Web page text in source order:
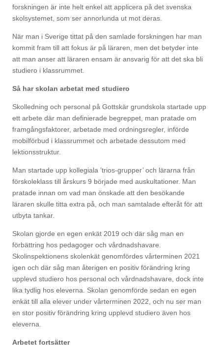
forskningen är inte helt enkel att applicera på det svenska
skolsystemet, som ser annorlunda ut mot deras.
När man i Sverige tittat på den samlade forskningen har man
kommit fram till att fokus är på läraren, men det betyder inte
att man anser att läraren ensam är ansvarig för att det ska bli
studiero i klassrummet.
Så har skolan arbetat med studiero
Skolledning och personal på Gottskär grundskola startade upp
ett arbete där man definierade begreppet, man pratade om
framgångsfaktorer, arbetade med ordningsregler, införde
mobilförbud i klassrummet och arbetade dessutom med
lektionsstruktur.
Man startade upp kollegiala ’trios-grupper’ och lärarna från
förskoleklass till årskurs 9 började med auskultationer. Man
pratade innan om vad man önskade att den besökande
läraren skulle titta extra på, och man samtalade efteråt för att
utbyta tankar.
Skolan gjorde en egen enkät 2019 och där såg man en
förbättring hos pedagoger och vårdnadshavare.
Skolinspektionens skolenkät genomfördes vårterminen 2021
igen och där såg man återigen en positiv förändring kring
upplevd studiero hos personal och vårdnadshavare, dock inte
lika tydlig hos eleverna. Skolan genomförde sedan en egen
enkät till alla elever under vårterminen 2022, och nu ser man
en stor positiv förändring kring upplevd studiero även hos
eleverna.
Arbetet fortsätter